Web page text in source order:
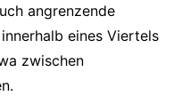
angrenzende
eines Viertels
zwischen